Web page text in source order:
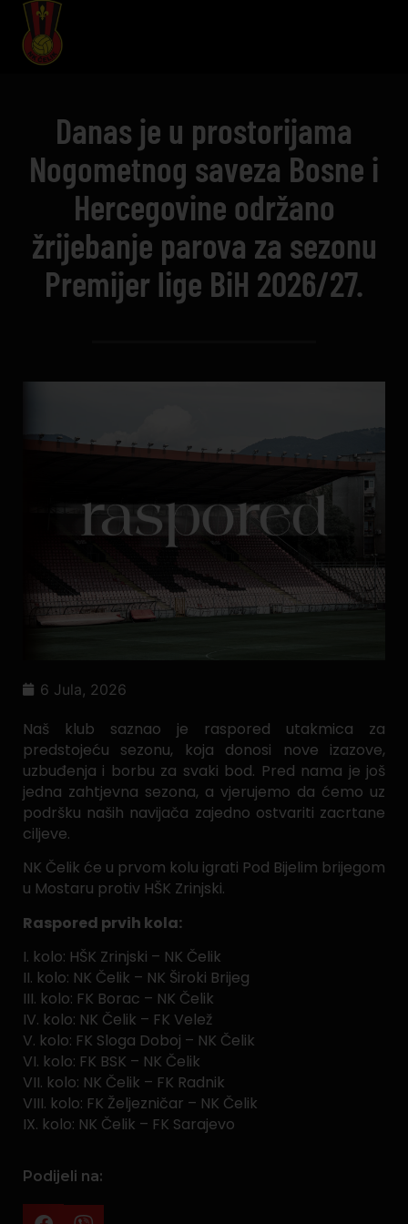
Danas je u prostorijama
Nogometnog saveza Bosne i
Hercegovine održano
žrijebanje parova za sezonu
Premijer lige BiH 2026/27.
6 Jula, 2026
Naš klub saznao je raspored utakmica za
predstojeću sezonu, koja donosi nove izazove,
uzbuđenja i borbu za svaki bod. Pred nama je još
jedna zahtjevna sezona, a vjerujemo da ćemo uz
podršku naših navijača zajedno ostvariti zacrtane
ciljeve.
NK Čelik će u prvom kolu igrati Pod Bijelim brijegom
u Mostaru protiv HŠK Zrinjski.
Raspored prvih kola:
I. kolo: HŠK Zrinjski – NK Čelik
II. kolo: NK Čelik – NK Široki Brijeg
III. kolo: FK Borac – NK Čelik
IV. kolo: NK Čelik – FK Velež
V. kolo: FK Sloga Doboj – NK Čelik
VI. kolo: FK BSK – NK Čelik
VII. kolo: NK Čelik – FK Radnik
VIII. kolo: FK Željezničar – NK Čelik
IX. kolo: NK Čelik – FK Sarajevo
Podijeli na: